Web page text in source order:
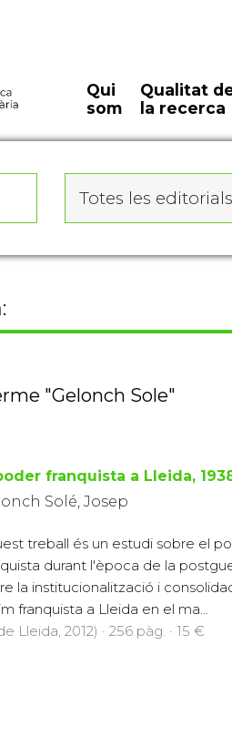
Qui
som
Qualitat
la recerca
Totes les editorials
"Gelonch Sole"
franquista a Lleida,
Solé, Josep
treball és un estudi sobre el
durant l'època de la
la institucionalització i
franquista a Lleida en el ma...
Lleida, 2012) · 256 pàg. · 15 €